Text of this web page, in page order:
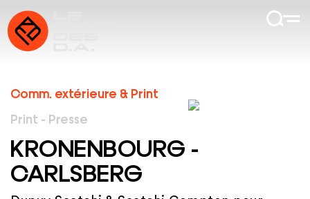
Comm. extérieure & Print
Print - Presse
KRONENBOURG -
CARLSBERG